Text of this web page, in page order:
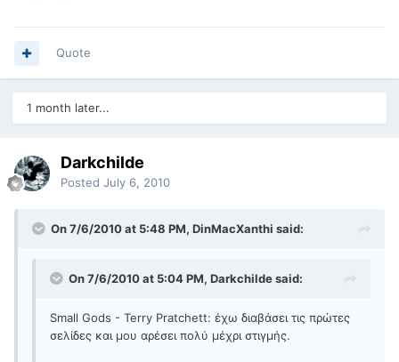
Quote
1 month later...
Darkchilde
Posted July 6, 2010
On 7/6/2010 at 5:48 PM, DinMacXanthi said:
On 7/6/2010 at 5:04 PM, Darkchilde said:
Small Gods - Terry Pratchett: έχω διαβάσει τις πρώτες
σελίδες και μου αρέσει πολύ μέχρι στιγμής.